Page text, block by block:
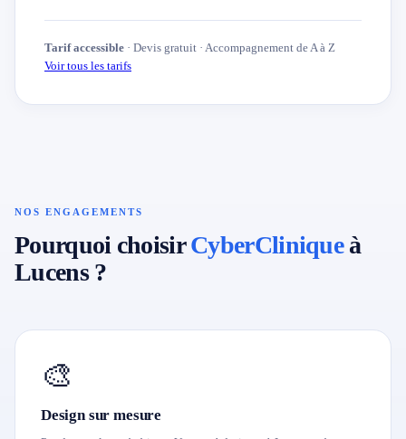
Tarif accessible · Devis gratuit · Accompagnement de A à Z
Voir tous les tarifs
NOS ENGAGEMENTS
Pourquoi choisirCyberCliniqueà
Lucens ?
🎨
Design sur mesure